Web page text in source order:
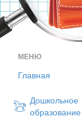
МЕНЮ
Главная
Дошкольное
образование